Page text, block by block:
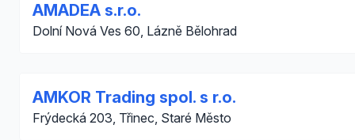
AMADEA s.r.o.
Dolní Nová Ves 60, Lázně Bělohrad
AMKOR Trading spol. s r.o.
Frýdecká 203, Třinec, Staré Město